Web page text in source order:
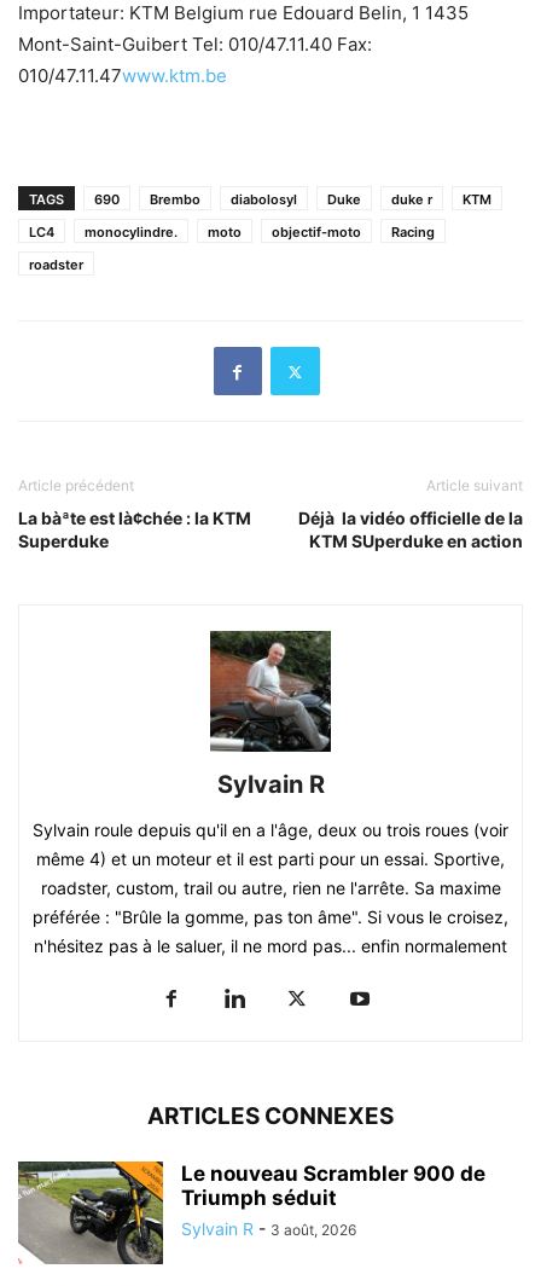
Importateur: KTM Belgium rue Edouard Belin, 1 1435
Mont-Saint-Guibert Tel: 010/47.11.40 Fax:
010/47.11.47www.ktm.be
TAGS 690 Brembo diabolosyl Duke duke r
KTM
LC4
monocylindre. moto objectif-moto
Racing
roadster
Article précédent
La bàªte est là¢chée : la KTM
Superduke
Article suivant
Déjà la vidéo officielle de la
KTM SUperduke en action
Sylvain R
Sylvain roule depuis qu'il en a l'âge, deux ou trois roues (voir
même 4) et un moteur et il est parti pour un essai. Sportive,
roadster, custom, trail ou autre, rien ne l'arrête. Sa maxime
préférée : "Brûle la gomme, pas ton âme". Si vous le croisez,
n'hésitez pas à le saluer, il ne mord pas... enfin normalement
ARTICLES CONNEXES
Le nouveau Scrambler 900 de
Triumph séduit
Sylvain R - 3 août, 2026